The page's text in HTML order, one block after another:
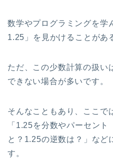
数学やプログラミングを学
1.25」を見かけることがあ
ただ、この少数計算の扱い
できない場合が多いです。
そんなこともあり、ここで
「1.25を分数やパーセン
と？1.25の逆数は？」など
す。